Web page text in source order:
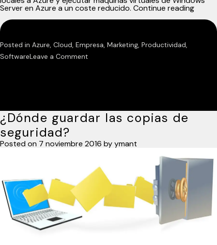
Server en Azure a un coste reducido. Continue reading
uso
Posted in Azure, Cloud, Empresa, Marketing, Productividad,
SoftwareLeave a Comment
de
¿Dónde guardar las copias de
seguridad?
Posted on 7 noviembre 2016 byymant